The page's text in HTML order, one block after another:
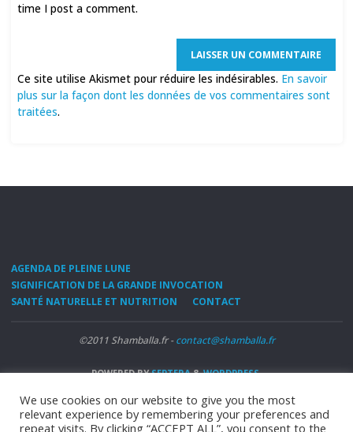
time I post a comment.
Ce site utilise Akismet pour réduire les indésirables. En savoir
plus sur la façon dont les données de vos commentaires sont
traitées.
AGENDA DE PLEINE LUNE
SIGNIFICATION DE LA GRANDE INVOCATION
SANTÉ NATURELLE ET NUTRITION
CONTACT
©2011 Shamballa.fr -contact@shamballa.fr
POWERED BYSEPTERA&WORDPRESS.
We use cookies on our website to give you the most
relevant experience by remembering your preferences and
repeat visits. By clicking “ACCEPT ALL”, you consent to the